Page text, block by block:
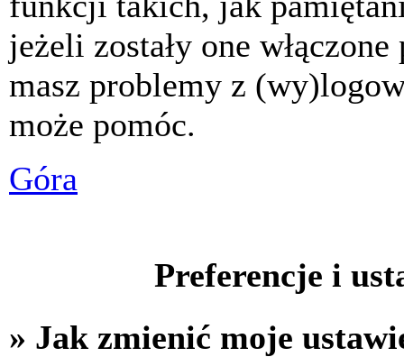
jeżeli zostały one
masz problemy z
może pomóc.
Góra
Preferencje i
» Jak zmienić moje